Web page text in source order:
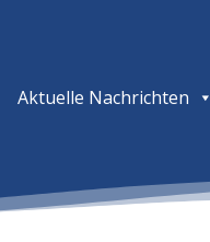
Aktuelle Nachrichten